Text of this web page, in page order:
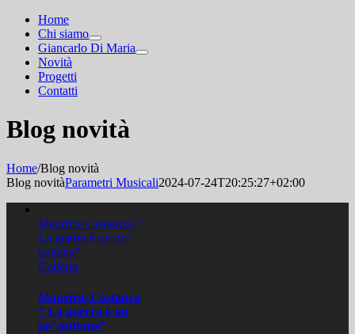
Home
Chi siamo
Giancarlo Di Maria
Novità
Progetti
Contatti
Blog novità
Home/Blog novità
Blog novitàParametri Musicali2024-07-24T20:25:27+02:00
Maurizio Costanzo ”
La guerra è un po’
puttana”
Galleria
Maurizio Costanzo
” La guerra è un
po’ puttana”